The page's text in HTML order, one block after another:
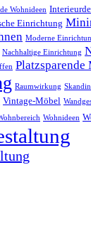
Wohnideen
Einrichtung
Moderne
Nachhaltige Einrichtung
Platzsparende
Raumwirkung
Vintage-Möbel
Wohnideen